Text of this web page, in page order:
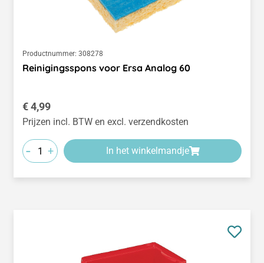
Productnummer: 308278
Reinigingsspons voor Ersa Analog 60
Normale prijs:
€ 4,99
Prijzen incl. BTW en excl. verzendkosten
- + In het winkelmandje